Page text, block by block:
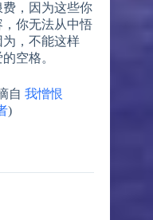
，因为这些你
你无法从中悟
，不能这样
空格。
自 我憎恨
)